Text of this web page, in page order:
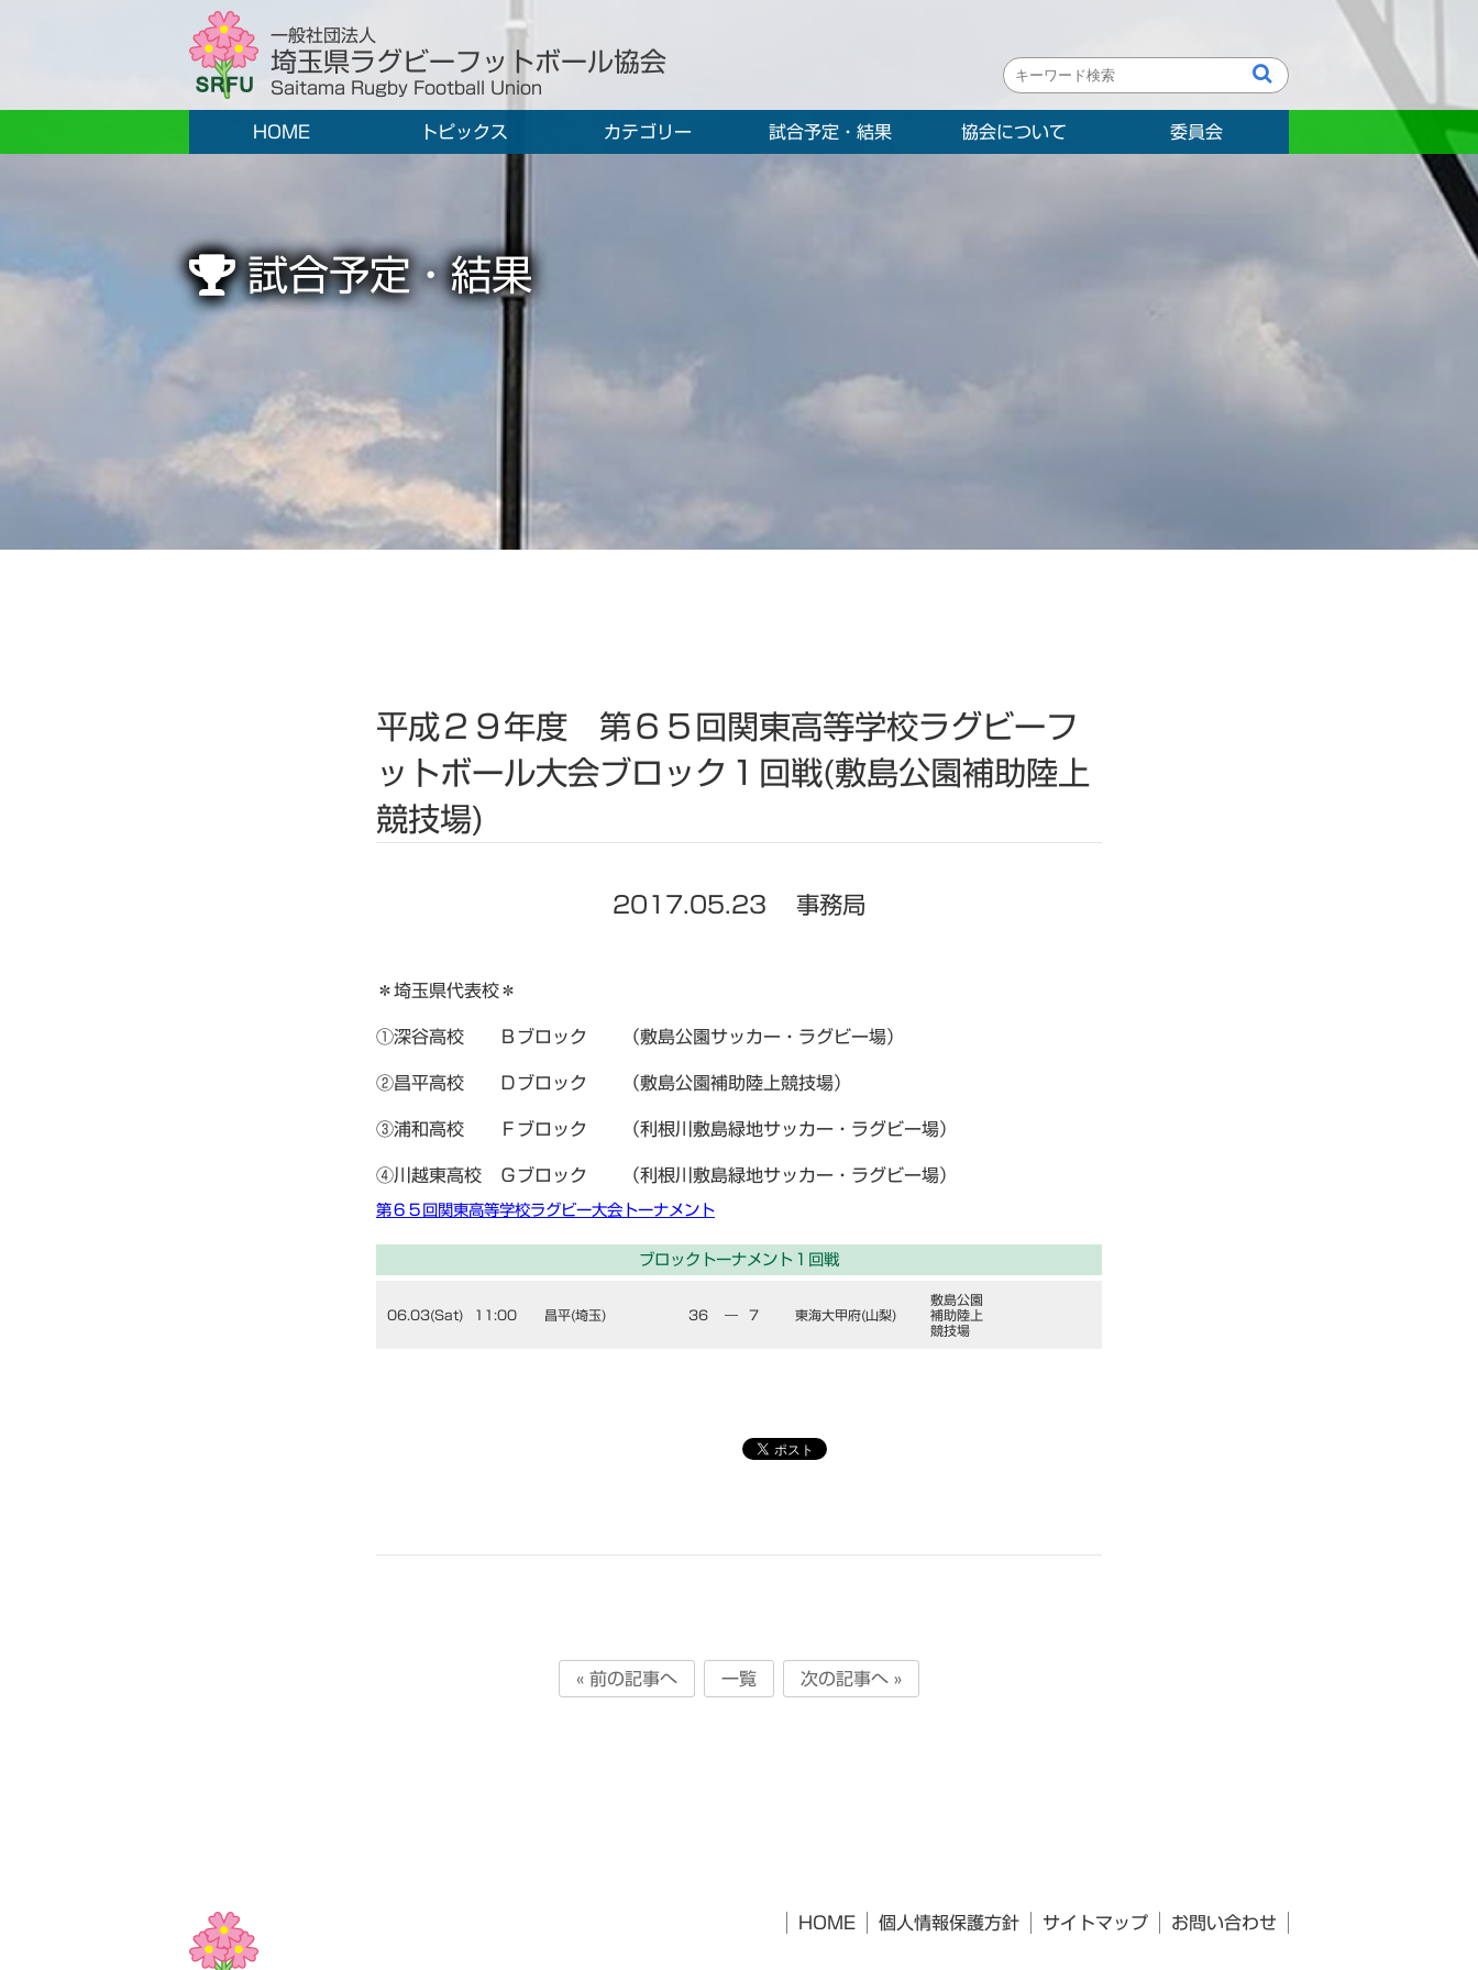
一般社団法人
埼玉県ラグビーフットボール協会
Saitama Rugby Football Union
HOME トピックス カテゴリー 試合予定・結果 協会について 委員会
試合予定・結果
平成２９年度 第６５回関東高等学校ラグビーフ
ットボール大会ブロック１回戦(敷島公園補助陸上
競技場)
2017.05.23 事務局
＊埼玉県代表校＊
①深谷高校 Ｂブロック （敷島公園サッカー・ラグビー場）
②昌平高校 Ｄブロック （敷島公園補助陸上競技場）
③浦和高校 Ｆブロック （利根川敷島緑地サッカー・ラグビー場）
④川越東高校 Ｇブロック （利根川敷島緑地サッカー・ラグビー場）
第６５回関東高等学校ラグビー大会トーナメント
ブロックトーナメント１回戦
06.03(Sat) 11:00 昌平(埼玉) 36 ― 7 東海大甲府(山梨)
敷島公園
補助陸上
競技場
« 前の記事へ 一覧 次の記事へ »
HOME 個人情報保護方針 サイトマップ お問い合わせ